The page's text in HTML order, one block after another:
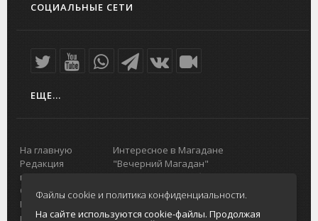
СОЦИАЛЬНЫЕ СЕТИ
ЕЩЕ...
На главную
Редакция
портала
О проекте
Реклама на
портале
Интересное в Магадане
"Вечерний Магадан"
Городская доска объявлений
Реклама
Главный туристический портал
Колымы
Файлы cookie и политика конфиденциальности.
На сайте используются cookie-файлы. Продолжая